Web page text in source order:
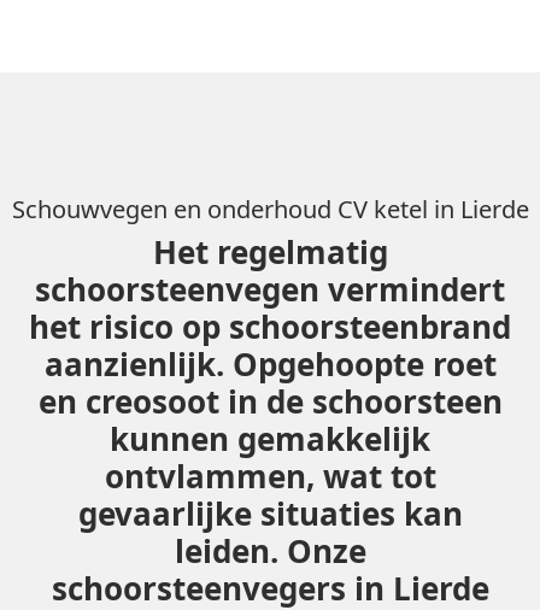
Schouwvegen en onderhoud CV ketel in Lierde
Het regelmatig
schoorsteenvegen vermindert
het risico op schoorsteenbrand
aanzienlijk. Opgehoopte roet
en creosoot in de schoorsteen
kunnen gemakkelijk
ontvlammen, wat tot
gevaarlijke situaties kan
leiden. Onze
schoorsteenvegers in Lierde